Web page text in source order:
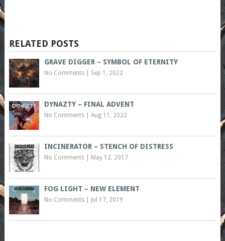
RELATED POSTS
GRAVE DIGGER – SYMBOL OF ETERNITY
No Comments| Sep 1, 2022
DYNAZTY – FINAL ADVENT
No Comments| Aug 11, 2022
INCINERATOR – STENCH OF DISTRESS
No Comments| May 12, 2017
FOG LIGHT – NEW ELEMENT
No Comments| Jul 17, 2019